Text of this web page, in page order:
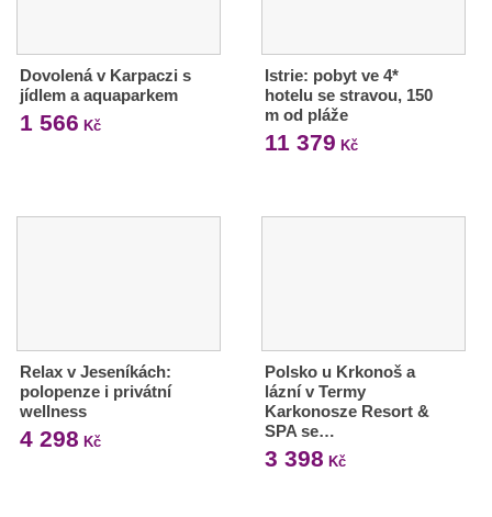
Dovolená v Karpaczi s
jídlem a aquaparkem
1 566 Kč
Istrie: pobyt ve 4*
hotelu se stravou, 150
m od pláže
11 379 Kč
Relax v Jeseníkách:
polopenze i privátní
wellness
4 298 Kč
Polsko u Krkonoš a
lázní v Termy
Karkonosze Resort &
SPA se…
3 398 Kč